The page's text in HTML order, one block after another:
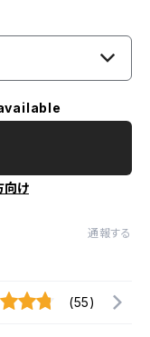
向け
通報する
(55)